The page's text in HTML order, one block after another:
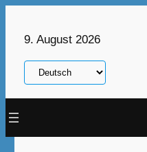
9. August 2026
Sprache
auswählen